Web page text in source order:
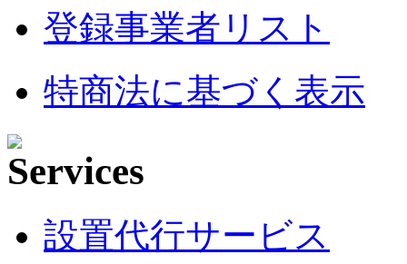
登録事業者リスト
特商法に基づく表示
設置代行サービス